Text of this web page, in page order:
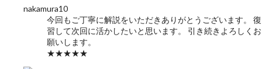
nakamura10
今回もご丁寧に解説をいただきありがとうございます。 復
習して次回に活かしたいと思います。 引き続きよろしくお
願いします。
★★★★★